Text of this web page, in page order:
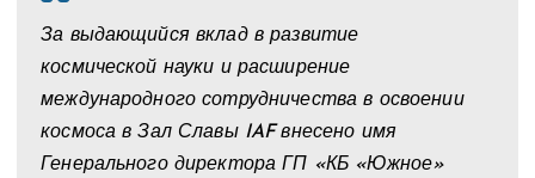
За выдающийся вклад в развитие
космической науки и расширение
международного сотрудничества в освоении
космоса в Зал Славы IAF внесено имя
Генерального директора ГП «КБ «Южное»